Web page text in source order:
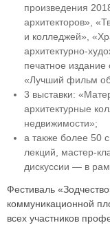
произведения
архитекторов»,
и колледжей»,
архитектурно-
печатное издание
«Лучший фильм об
3 выставки:
архитектурные
недвижимости»;
а также более 50
лекций, мастер-
дискуссии — в
Фестиваль
коммуникационной
всех участников